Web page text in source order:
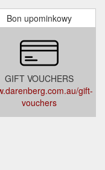
Bon upominkowy
GIFT VOUCHERS
gift-
vouchers